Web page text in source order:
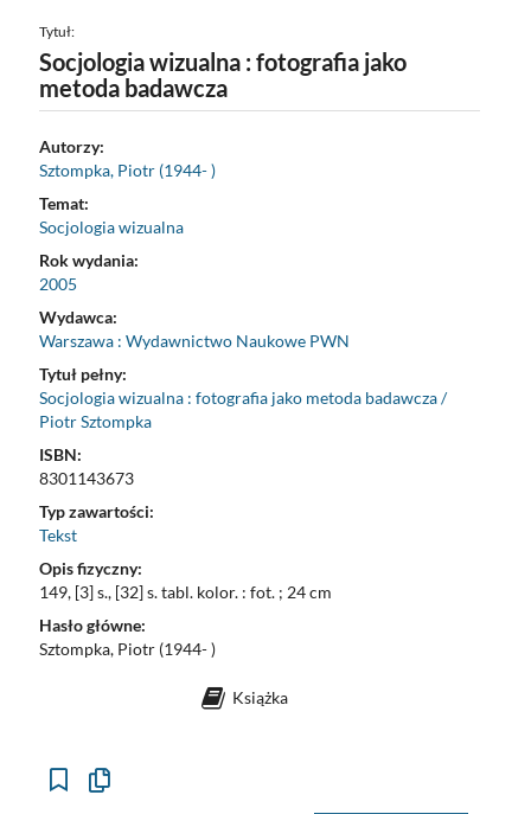
Tytuł:
Socjologia wizualna : fotografia jako
metoda badawcza
Autorzy:
Sztompka, Piotr (1944- )
Temat:
Socjologia wizualna
Rok wydania:
2005
Wydawca:
Warszawa : Wydawnictwo Naukowe PWN
Tytuł pełny:
Socjologia wizualna : fotografia jako metoda badawcza /
Piotr Sztompka
ISBN:
8301143673
Typ zawartości:
Tekst
Opis fizyczny:
149, [3] s., [32] s. tabl. kolor. : fot. ; 24 cm
Hasło główne:
Sztompka, Piotr (1944- )
Książka
Kopiuj